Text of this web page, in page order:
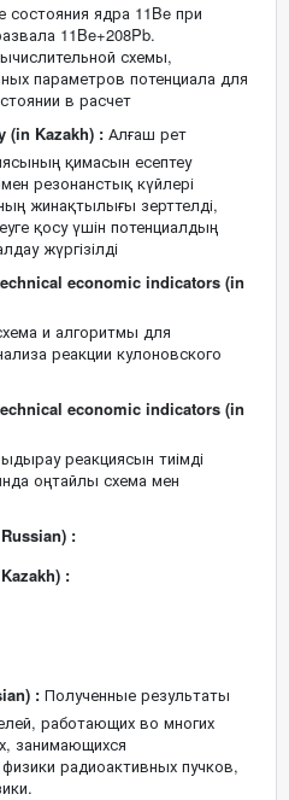
ядра 11Be при
11Be+208Pb.
схемы,
параметров потенциала для
в расчет
(in Kazakh) : Алғаш рет
қимасын есептеу
резонанстық күйлері
жинақтылығы зерттелді,
қосу үшін потенциалдың
жүргізілді
economic indicators (in
и алгоритмы для
реакции кулоновского
economic indicators (in
реакциясын тиімді
оңтайлы схема мен
:
:
: Полученные результаты
работающих во многих
занимающихся
радиоактивных пучков,